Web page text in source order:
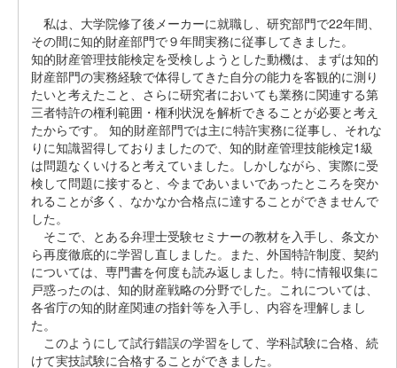
私は、大学院修了後メーカーに就職し、研究部門で22年間、
その間に知的財産部門で９年間実務に従事してきました。
知的財産管理技能検定を受検しようとした動機は、まずは知的
財産部門の実務経験で体得してきた自分の能力を客観的に測り
たいと考えたこと、さらに研究者においても業務に関連する第
三者特許の権利範囲・権利状況を解析できることが必要と考え
たからです。 知的財産部門では主に特許実務に従事し、それな
りに知識習得しておりましたので、知的財産管理技能検定1級
は問題なくいけると考えていました。しかしながら、実際に受
検して問題に接すると、今まであいまいであったところを突か
れることが多く、なかなか合格点に達することができませんで
した。
そこで、とある弁理士受験セミナーの教材を入手し、条文か
ら再度徹底的に学習し直しました。また、外国特許制度、契約
については、専門書を何度も読み返しました。特に情報収集に
戸惑ったのは、知的財産戦略の分野でした。これについては、
各省庁の知的財産関連の指針等を入手し、内容を理解しまし
た。
このようにして試行錯誤の学習をして、学科試験に合格、続
けて実技試験に合格することができました。